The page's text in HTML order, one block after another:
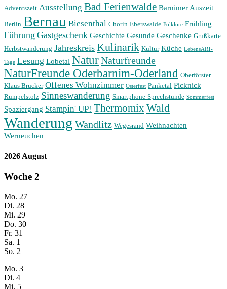
Adventszeit Ausstellung Bad Ferienwalde Barnimer Auszeit
Berlin Bernau Biesenthal Chorin Eberswalde Folklore Frühling
Führung Gastgeschenk Geschichte Gesunde Geschenke Grußkarte
Herbstwanderung Jahreskreis Kulinarik Kultur Küche LebensART-
Tage Lesung Lobetal NaturNaturfreunde
NaturFreunde Oderbarnim-Oderland Oberförster
Klaus Brucker Offenes Wohnzimmer Osterfest Panketal Picknick
Rumpelstolz Sinneswanderung Smartphone-Sprechstunde Sommerfest
Spaziergang Stampin' UP! ThermomixWald
Wanderung Wandlitz Wegesrand Weihnachten
Werneuchen
2026 August
Woche 2
Mo. 27
Di. 28
Mi. 29
Do. 30
Fr. 31
Sa. 1
So. 2
Mo. 3
Di. 4
Mi. 5